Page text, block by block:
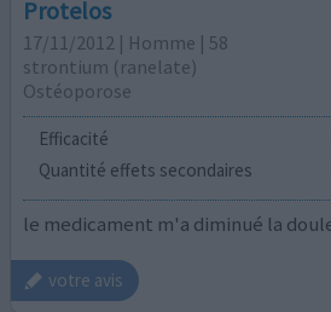
Protelos
17/11/2012 | Homme | 58
strontium (ranelate)
Ostéoporose
Efficacité
Quantité effets secondaires
le medicament m'a diminué la
votre avis